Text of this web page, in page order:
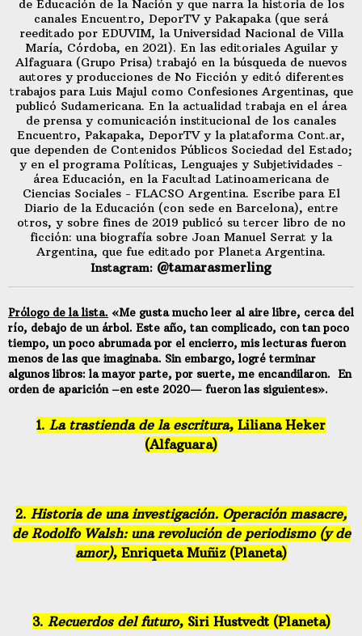
de Educación de la Nación y que narra la historia de los
canales Encuentro, DeporTV y Pakapaka (que será
reeditado por EDUVIM, la Universidad Nacional de Villa
María, Córdoba, en 2021). En las editoriales Aguilar y
Alfaguara (Grupo Prisa) trabajó en la búsqueda de nuevos
autores y producciones de No Ficción y editó diferentes
trabajos para Luis Majul como Confesiones Argentinas, que
publicó Sudamericana. En la actualidad trabaja en el área
de prensa y comunicación institucional de los canales
Encuentro, Pakapaka, DeporTV y la plataforma Cont.ar,
que dependen de Contenidos Públicos Sociedad del Estado;
y en el programa Políticas, Lenguajes y Subjetividades -
área Educación, en la Facultad Latinoamericana de
Ciencias Sociales - FLACSO Argentina. Escribe para El
Diario de la Educación (con sede en Barcelona), entre
otros, y sobre fines de 2019 publicó su tercer libro de no
ficción: una biografía sobre Joan Manuel Serrat y la
Argentina, que fue editado por Planeta Argentina.
Instagram: @tamarasmerling
Prólogo de la lista. «Me gusta mucho leer al aire libre, cerca del
río, debajo de un árbol. Este año, tan complicado, con tan poco
tiempo, un poco abrumada por el encierro, mis lecturas fueron
menos de las que imaginaba. Sin embargo, logré terminar
algunos libros: la mayor parte, por suerte, me encandilaron. En
orden de aparición –en este 2020— fueron las siguientes».
1. La trastienda de la escritura, Liliana Heker
(Alfaguara)
2. Historia de una investigación. Operación masacre,
de Rodolfo Walsh: una revolución de periodismo (y de
amor), Enriqueta Muñiz (Planeta)
3. Recuerdos del futuro, Siri Hustvedt (Planeta)